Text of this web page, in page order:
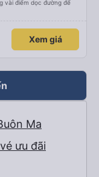
vài điểm dọc đường để
Xem giá
Ma
ưu đãi